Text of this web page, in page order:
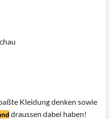
Kleidung denken sowie
draussen dabei haben!